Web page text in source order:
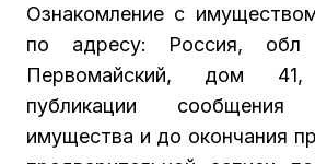
Ознакомление с
по адресу: Россия, обл
Первомайский, дом
публикации
имущества и до окончания